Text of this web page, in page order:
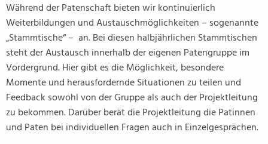
Während der Patenschaft bieten wir kontinuierlich
Weiterbildungen und Austauschmöglichkeiten – sogenannte
„Stammtische“ – an. Bei diesen halbjährlichen Stammtischen
steht der Austausch innerhalb der eigenen Patengruppe im
Vordergrund. Hier gibt es die Möglichkeit, besondere
Momente und herausfordernde Situationen zu teilen und
Feedback sowohl von der Gruppe als auch der Projektleitung
zu bekommen. Darüber berät die Projektleitung die Patinnen
und Paten bei individuellen Fragen auch in Einzelgesprächen.